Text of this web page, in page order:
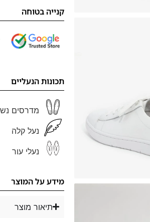
קנייה בטוחה
תכונות הנעליים
מדרסים
נעל קלה
נעלי עור
מידע על המוצר
תיאור מוצר